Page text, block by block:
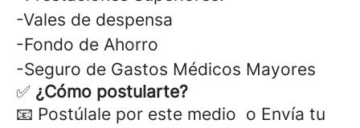
-Vales de despensa
-Fondo de Ahorro
-Seguro de Gastos Médicos Mayores
✅ ¿Cómo postularte?
📧 Postúlale por este medio o Envía tu